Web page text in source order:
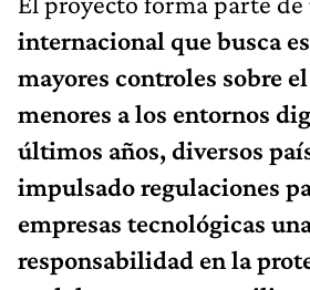
internacional que busca
mayores controles sobre
menores a los entornos
últimos años, diversos
impulsado regulaciones
empresas tecnológicas
responsabilidad en la